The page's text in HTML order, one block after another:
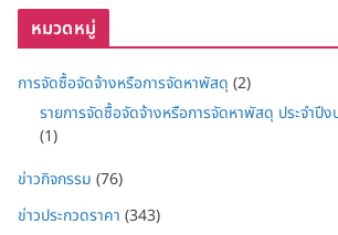
หมวดหมู่
การจัดซื้อจัดจ้างหรือการจัดหาพัสดุ (2)
รายการจัดซื้อจัดจ้างหรือการจัดหาพัสดุ ประจำ
(1)
ข่าวกิจกรรม (76)
ข่าวประกวดราคา (343)